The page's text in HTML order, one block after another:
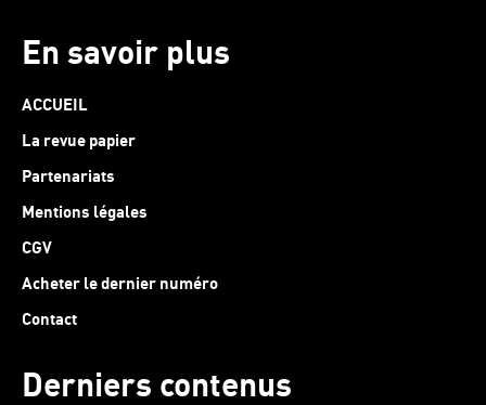
En savoir plus
ACCUEIL
La revue papier
Partenariats
Mentions légales
CGV
Acheter le dernier numéro
Contact
Derniers contenus